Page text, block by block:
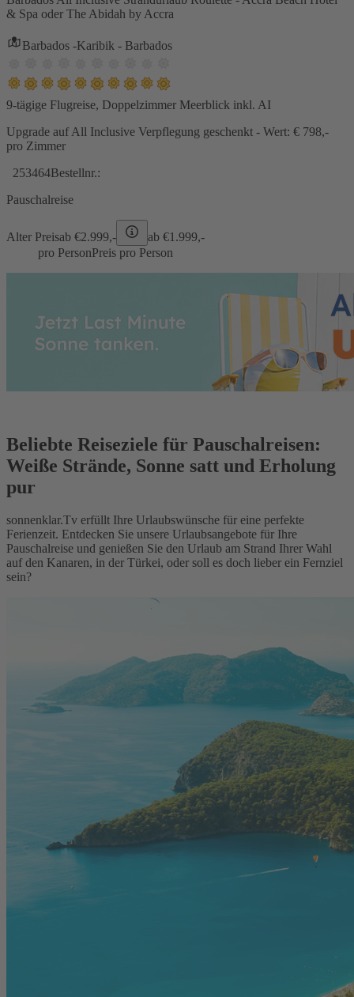
& Spa oder The Abidah by Accra
Barbados -Karibik - Barbados
9-tägige Flugreise, Doppelzimmer Meerblick inkl. AI
Upgrade auf All Inclusive Verpflegung geschenkt - Wert: € 798,-
pro Zimmer
253464Bestellnr.:
Pauschalreise
Alter Preisab €2.999,- ab €1.999,-
pro PersonPreis pro Person
Beliebte Reiseziele für Pauschalreisen:
Weiße Strände, Sonne satt und Erholung
pur
sonnenklar.Tv erfüllt Ihre Urlaubswünsche für eine perfekte
Ferienzeit. Entdecken Sie unsere Urlaubsangebote für Ihre
Pauschalreise und genießen Sie den Urlaub am Strand Ihrer Wahl
auf den Kanaren, in der Türkei, oder soll es doch lieber ein Fernziel
sein?